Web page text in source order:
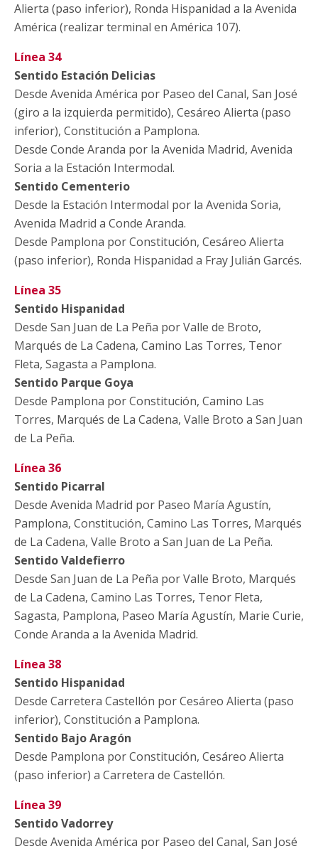
Alierta (paso inferior), Ronda Hispanidad a la Avenida
América (realizar terminal en América 107).
Línea 34
Sentido Estación Delicias
Desde Avenida América por Paseo del Canal, San José
(giro a la izquierda permitido), Cesáreo Alierta (paso
inferior), Constitución a Pamplona.
Desde Conde Aranda por la Avenida Madrid, Avenida
Soria a la Estación Intermodal.
Sentido Cementerio
Desde la Estación Intermodal por la Avenida Soria,
Avenida Madrid a Conde Aranda.
Desde Pamplona por Constitución, Cesáreo Alierta
(paso inferior), Ronda Hispanidad a Fray Julián Garcés.
Línea 35
Sentido Hispanidad
Desde San Juan de La Peña por Valle de Broto,
Marqués de La Cadena, Camino Las Torres, Tenor
Fleta, Sagasta a Pamplona.
Sentido Parque Goya
Desde Pamplona por Constitución, Camino Las
Torres, Marqués de La Cadena, Valle Broto a San Juan
de La Peña.
Línea 36
Sentido Picarral
Desde Avenida Madrid por Paseo María Agustín,
Pamplona, Constitución, Camino Las Torres, Marqués
de La Cadena, Valle Broto a San Juan de La Peña.
Sentido Valdefierro
Desde San Juan de La Peña por Valle Broto, Marqués
de La Cadena, Camino Las Torres, Tenor Fleta,
Sagasta, Pamplona, Paseo María Agustín, Marie Curie,
Conde Aranda a la Avenida Madrid.
Línea 38
Sentido Hispanidad
Desde Carretera Castellón por Cesáreo Alierta (paso
inferior), Constitución a Pamplona.
Sentido Bajo Aragón
Desde Pamplona por Constitución, Cesáreo Alierta
(paso inferior) a Carretera de Castellón.
Línea 39
Sentido Vadorrey
Desde Avenida América por Paseo del Canal, San José